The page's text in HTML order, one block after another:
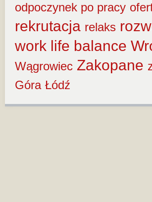
odpoczynek po pracy
rekrutacja relaks
work life balance
Wągrowiec Zakopane
Góra Łódź